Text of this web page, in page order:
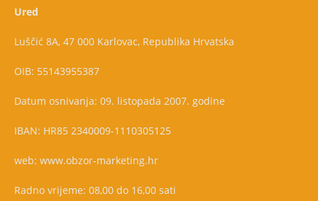
Ured
Luščić 8A, 47 000 Karlovac, Republika Hrvatska
OIB: 55143955387
Datum osnivanja: 09. listopada 2007. godine
IBAN: HR85 2340009-1110305125
web: www.obzor-marketing.hr
Radno vrijeme: 08,00 do 16,00 sati